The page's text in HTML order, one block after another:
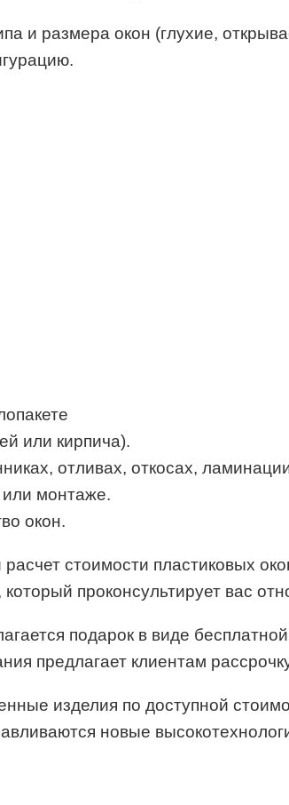
и размера окон (глухие,
или кирпича).
отливах, откосах,
или монтаже.
окон.
расчет стоимости пластиковых
проконсультирует вас
подарок в виде
предлагает клиентам
изделия по доступной
новые